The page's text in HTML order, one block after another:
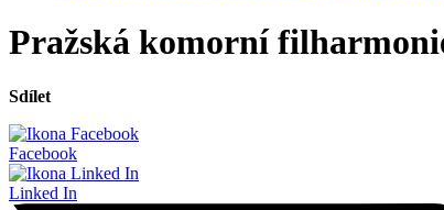
Pražská komorní
Sdílet
Facebook
Linked In